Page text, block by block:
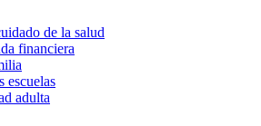
de la salud
financiera
escuelas
adulta